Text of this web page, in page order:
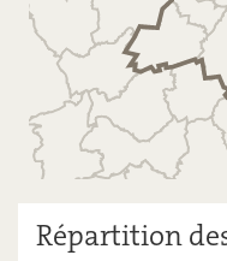
Répartition